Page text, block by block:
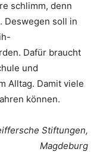
schlimm, denn
Deswegen soll in
Dafür braucht
und
Alltag. Damit viele
können.
Stiftungen,
Magdeburg